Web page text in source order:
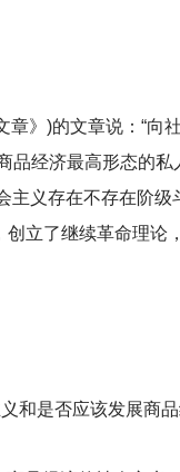
》)的文章说：“向
经济最高形态的
主义存在不存在阶
立了继续革命理论
和是否应该发展商